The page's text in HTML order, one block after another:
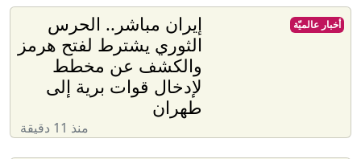
إيران مباشر.. الحرس
الثوري يشترط لفتح هرمز
والكشف عن مخطط
لإدخال قوات برية إلى
طهران
منذ 11 دقيقة
أخبار عالميّة